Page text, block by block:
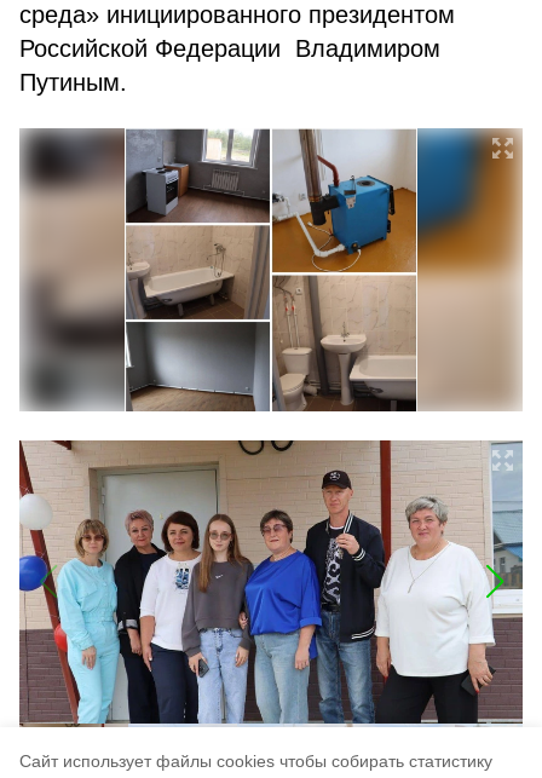
Cайт использует файлы cookies чтобы собирать статистику
среда» инициированного президентом
Российской Федерации Владимиром
Путиным.